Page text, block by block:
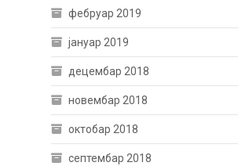
фебруар 2019
јануар 2019
децембар 2018
новембар 2018
октобар 2018
септембар 2018